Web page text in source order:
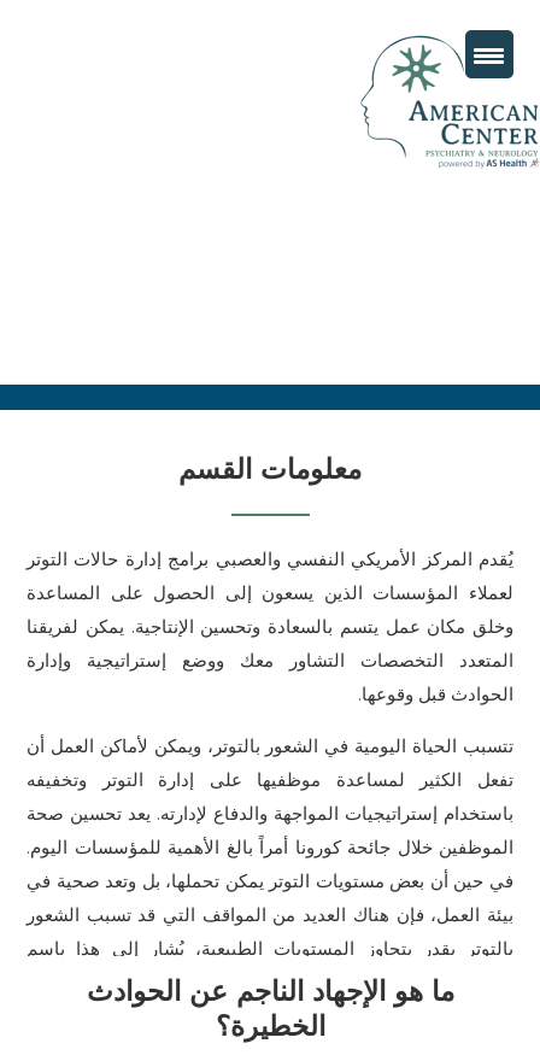
معلومات القسم
يُقدم المركز الأمريكي النفسي والعصبي برامج إدارة حالات التوتر
لعملاء المؤسسات الذين يسعون إلى الحصول على المساعدة
وخلق مكان عمل يتسم بالسعادة وتحسين الإنتاجية. يمكن لفريقنا
المتعدد التخصصات التشاور معك ووضع إستراتيجية وإدارة
الحوادث قبل وقوعها.
تتسبب الحياة اليومية في الشعور بالتوتر، ويمكن لأماكن العمل أن
تفعل الكثير لمساعدة موظفيها على إدارة التوتر وتخفيفه
باستخدام إستراتيجيات المواجهة والدفاع لإدارته. يعد تحسين صحة
الموظفين خلال جائحة كورونا أمراً بالغ الأهمية للمؤسسات اليوم.
في حين أن بعض مستويات التوتر يمكن تحملها، بل وتعد صحية في
بيئة العمل، فإن هناك العديد من المواقف التي قد تسبب الشعور
بالتوتر بقدر يتجاوز المستويات الطبيعية، يُشار إلى هذا باسم
“الحوادث الخطيرة”، ويسمى التوتر الناجم عنها الإجهاد الناتج عن
الحوادث الخطيرة (CIS).
ما هو الإجهاد الناجم عن الحوادث
الخطيرة؟